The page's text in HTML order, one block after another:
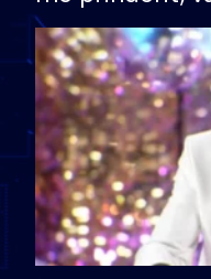
divorci apo jo?